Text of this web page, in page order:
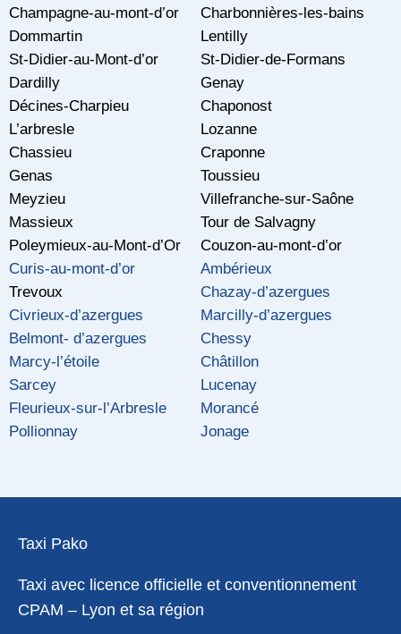
Champagne-au-mont-d’or
Charbonnières-les-bains
Dommartin
Lentilly
St-Didier-au-Mont-d’or
St-Didier-de-Formans
Dardilly
Genay
Décines-Charpieu
Chaponost
L’arbresle
Lozanne
Chassieu
Craponne
Genas
Toussieu
Meyzieu
Villefranche-sur-Saône
Massieux
Tour de Salvagny
Poleymieux-au-Mont-d’Or
Couzon-au-mont-d’or
Curis-au-mont-d’or
Ambérieux
Trevoux
Chazay-d’azergues
Civrieux-d’azergues
Marcilly-d’azergues
Belmont- d’azergues
Chessy
Marcy-l’étoile
Châtillon
Sarcey
Lucenay
Fleurieux-sur-l’Arbresle
Morancé
Pollionnay
Jonage
Taxi Pako
Taxi avec licence officielle et conventionnement
CPAM – Lyon et sa région